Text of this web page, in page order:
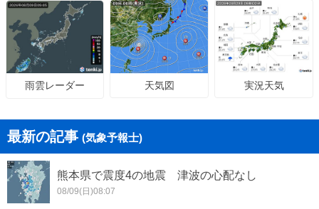
雨雲レーダー 天気図 実況天気
最新の記事 (気象予報士)
熊本県で震度4の地震 津波の心配なし
08/09(日)08:07